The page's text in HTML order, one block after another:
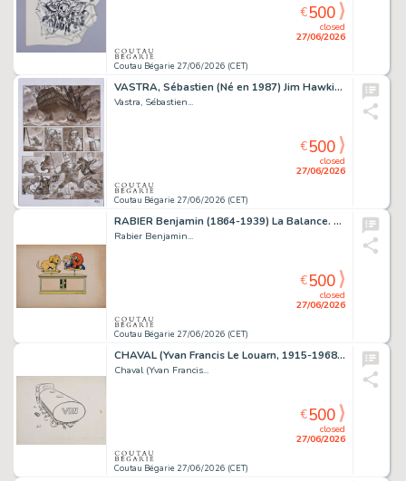
Coutau Bégarie 27/06/2026 (CET)
closed
27/06/2026
€500
VASTRA, Sébastien (Né en 1987) Jim Hawkins, Tome 3,...
Vastra, Sébastien...
Coutau Bégarie 27/06/2026 (CET)
closed
27/06/2026
€500
RABIER Benjamin (1864-1939) La Balance. Encre de Chine...
Rabier Benjamin...
Coutau Bégarie 27/06/2026 (CET)
closed
27/06/2026
€500
CHAVAL (Yvan Francis Le Louarn, 1915-1968) Le Vin....
Chaval (Yvan Francis...
Coutau Bégarie 27/06/2026 (CET)
closed
27/06/2026
€500